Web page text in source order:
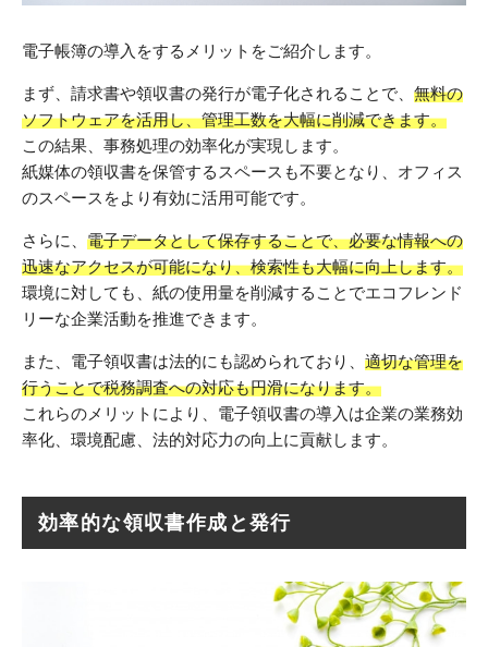
電子帳簿の導入をするメリットをご紹介します。
まず、請求書や領収書の発行が電子化されることで、 無料の
ソフトウェアを活用し、管理工数を大幅に削減できます。
この結果、事務処理の効率化が実現します。
紙媒体の領収書を保管するスペースも不要となり、オフィス
のスペースをより有効に活用可能です。
さらに、 電子データとして保存することで、必要な情報への
迅速なアクセスが可能になり、検索性も大幅に向上します。
環境に対しても、紙の使用量を削減することでエコフレンド
リーな企業活動を推進できます。
また、電子領収書は法的にも認められており、 適切な管理を
行うことで税務調査への対応も円滑になります。
これらのメリットにより、電子領収書の導入は企業の業務効
率化、環境配慮、法的対応力の向上に貢献します。
効率的な領収書作成と発行